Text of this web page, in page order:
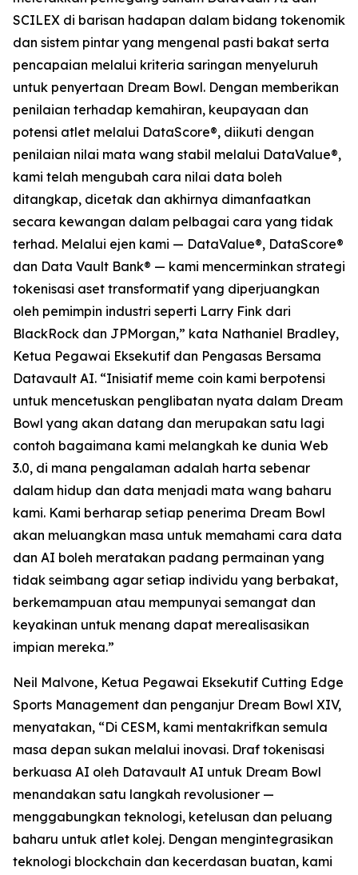
SCILEX di barisan hadapan dalam bidang tokenomik
dan sistem pintar yang mengenal pasti bakat serta
pencapaian melalui kriteria saringan menyeluruh
untuk penyertaan Dream Bowl. Dengan memberikan
penilaian terhadap kemahiran, keupayaan dan
potensi atlet melalui DataScore®, diikuti dengan
penilaian nilai mata wang stabil melalui DataValue®,
kami telah mengubah cara nilai data boleh
ditangkap, dicetak dan akhirnya dimanfaatkan
secara kewangan dalam pelbagai cara yang tidak
terhad. Melalui ejen kami — DataValue®, DataScore®
dan Data Vault Bank® — kami mencerminkan strategi
tokenisasi aset transformatif yang diperjuangkan
oleh pemimpin industri seperti Larry Fink dari
BlackRock dan JPMorgan,” kata Nathaniel Bradley,
Ketua Pegawai Eksekutif dan Pengasas Bersama
Datavault AI. “Inisiatif meme coin kami berpotensi
untuk mencetuskan penglibatan nyata dalam Dream
Bowl yang akan datang dan merupakan satu lagi
contoh bagaimana kami melangkah ke dunia Web
3.0, di mana pengalaman adalah harta sebenar
dalam hidup dan data menjadi mata wang baharu
kami. Kami berharap setiap penerima Dream Bowl
akan meluangkan masa untuk memahami cara data
dan AI boleh meratakan padang permainan yang
tidak seimbang agar setiap individu yang berbakat,
berkemampuan atau mempunyai semangat dan
keyakinan untuk menang dapat merealisasikan
impian mereka.”
Neil Malvone, Ketua Pegawai Eksekutif Cutting Edge
Sports Management dan penganjur Dream Bowl XIV,
menyatakan, “Di CESM, kami mentakrifkan semula
masa depan sukan melalui inovasi. Draf tokenisasi
berkuasa AI oleh Datavault AI untuk Dream Bowl
menandakan satu langkah revolusioner —
menggabungkan teknologi, ketelusan dan peluang
baharu untuk atlet kolej. Dengan mengintegrasikan
teknologi blockchain dan kecerdasan buatan, kami